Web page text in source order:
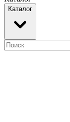
Каталог